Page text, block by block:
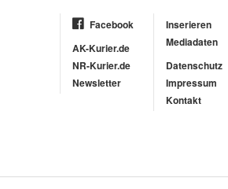
Facebook
AK-Kurier.de
NR-Kurier.de
Newsletter
Inserieren
Mediadaten
Datenschutz
Impressum
Kontakt